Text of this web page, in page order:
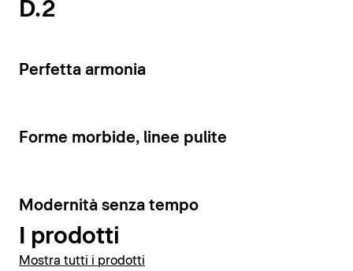
D.2
Perfetta armonia
Forme morbide, linee pulite
Modernità senza tempo
I prodotti
Mostra tutti i prodotti